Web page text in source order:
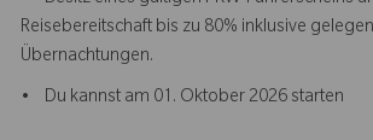
Reisebereitschaft bis zu 80% inklusive
Übernachtungen.
• Du kannst am 01. Oktober 2026 starten